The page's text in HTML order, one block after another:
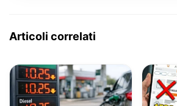
Articoli correlati